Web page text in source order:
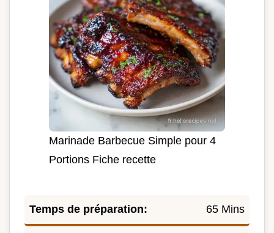
Marinade Barbecue Simple pour 4
Portions Fiche recette
Temps de préparation: 65 Mins